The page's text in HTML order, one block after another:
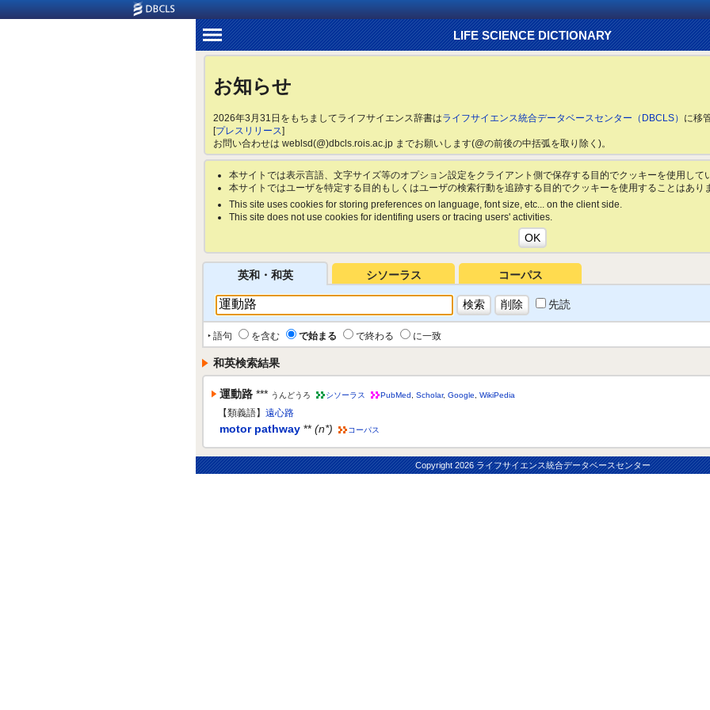
LIFE SCIENCE DICTIONARY
お知らせ
2026年3月31日をもちましてライフサイエンス辞書はライフサイエンス統合データベースセンター（DBCLS） に移
[プレスリリース]
お問い合わせは weblsd(@)dbcls.rois.ac.jp までお願いします(@の前後の中括弧を取り除く)。
本サイトでは表示言語、文字サイズ等のオプション設定をクライアント側で保存する目的でクッキーを使用して
本サイトではユーザを特定する目的もしくはユーザの検索行動を追跡する目的でクッキーを使用することはあり
This site uses cookies for storing preferences on language, font size, etc... on the client side.
This site does not use cookies for identifing users or tracing users' activities.
英和・和英 シソーラス コーパス
先読
‣ 語句 を含む で始まる で終わる
に一致
和英検索結果
運動路 *** うんどうろ シソーラス PubMed Scholar, Google WikiPedia
【類義語】 遠心路
motor pathway ** (n*) コーパス
Copyright2026 ライフサイエンス統合データベースセンター